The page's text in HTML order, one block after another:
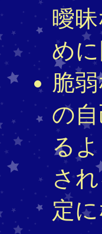
曖
め
脆
の
る
さ
定